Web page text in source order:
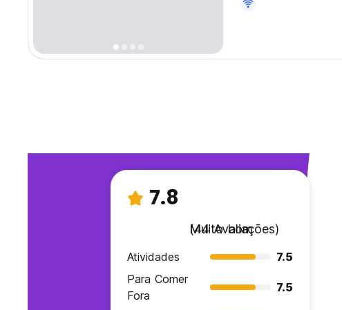
7.8
Muito bom
(44 Avaliações)
Atividades
7.5
Para Comer
Fora
7.5